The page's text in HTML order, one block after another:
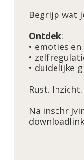
Begrijp wat
Ontdek:
• emoties
•
• duidelijke
Rust.
Na